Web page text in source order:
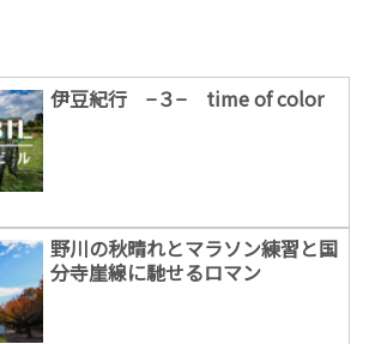
伊豆紀行 −３− time of color
野川の秋晴れとマラソン練習と国
分寺崖線に馳せるロマン